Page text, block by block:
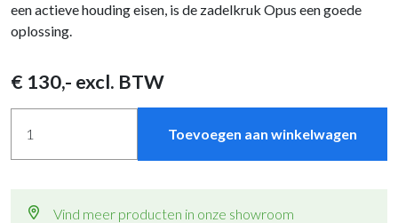
een actieve houding eisen, is de zadelkruk Opus een goede
oplossing.
€ 130,- excl. BTW
Toevoegen aan winkelwagen
Vind meer producten in onze showroom